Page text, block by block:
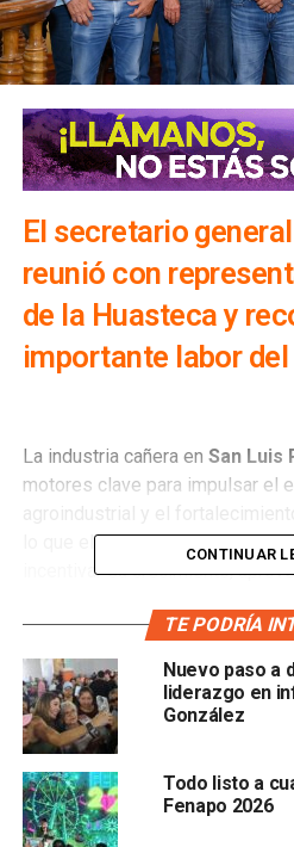
El secretario
reunió con
de la Huasteca y
importante labor
La industria cañera en San Luis
motores clave para impulsar el
lo que elGobierno del Estado
incentivar su crecimiento,
Gobierno, J. Guadalupe
representantes de asociaciones
Huasteca para escuchar
federales.
CONTINUAR
TE PODRÍA
Nuevo paso a
liderazgo en
González
Todo listo a
Fenapo 2026